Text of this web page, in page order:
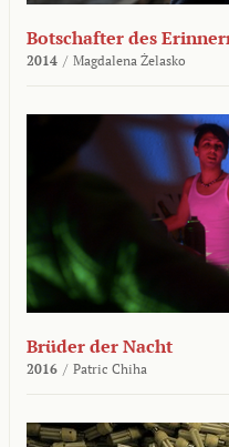
Botschafter des
2014 / Magdalena Żelasko
Brüder der Nacht
2016 / Patric Chiha